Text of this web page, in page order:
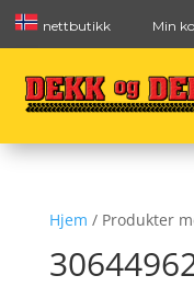
nettbutikk Min
Hjem / Produkter